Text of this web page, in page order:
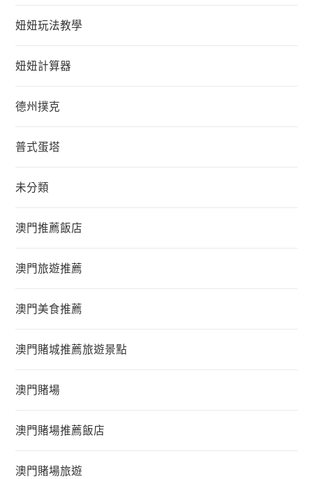
妞妞玩法教學
妞妞計算器
德州撲克
普式蛋塔
未分類
澳門推薦飯店
澳門旅遊推薦
澳門美食推薦
澳門賭城推薦旅遊景點
澳門賭場
澳門賭場推薦飯店
澳門賭場旅遊